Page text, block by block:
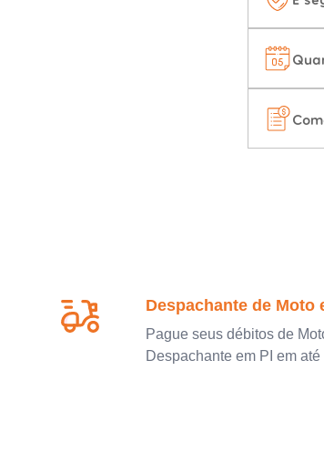
Despachante de Moto
Pague seus débitos de
Despachante em PI em até